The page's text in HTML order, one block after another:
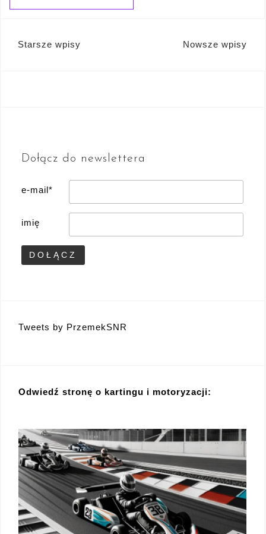
Nawigacja
Starsze wpisy Nowsze wpisy
Dołącz do newslettera
e-mail*
imię
Tweets by PrzemekSNR
Odwiedź stronę o kartingu i motoryzacji: